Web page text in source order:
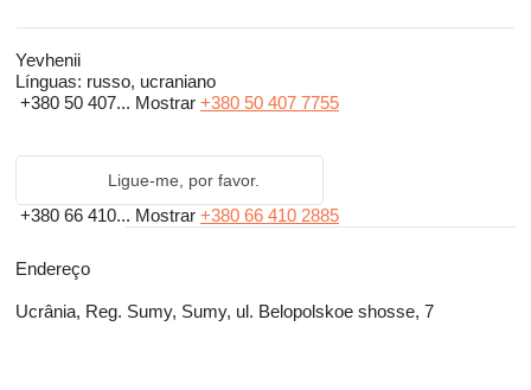
Yevhenii
Línguas: russo, ucraniano
+380 50 407... Mostrar +380 50 407 7755
Ligue-me, por favor.
+380 66 410... Mostrar +380 66 410 2885
Endereço
Ucrânia, Reg. Sumy, Sumy, ul. Belopolskoe shosse, 7